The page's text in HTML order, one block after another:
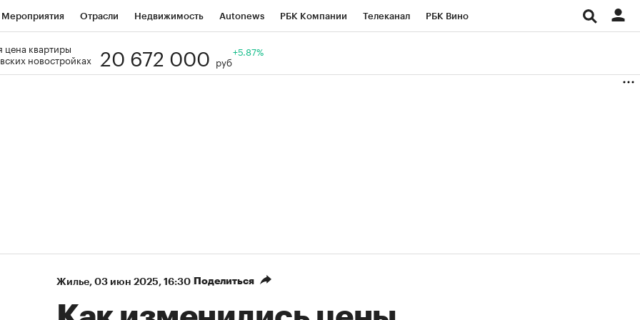
Мероприятия Отрасли Недвижимость Autonews РБК Компании Телеканал РБК Вино
Визионеры
цена квартиры
новостройках
20 672 000 руб
+5.87%
Жилье⁠, 03 июн 2025, 16:30 Поделиться